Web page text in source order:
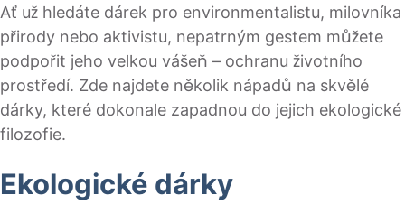
Ať už hledáte dárek pro environmentalistu, milovníka
přirody nebo aktivistu, nepatrným gestem můžete
podpořit jeho velkou vášeň – ochranu životního
prostředí. Zde najdete několik nápadů na skvělé
dárky, které dokonale zapadnou do jejich ekologické
filozofie.
Ekologické dárky